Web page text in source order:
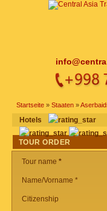
Startseite » Staaten »
hotels
TOUR ORDER
Tour name *
Name/Vorname *
Citizenship